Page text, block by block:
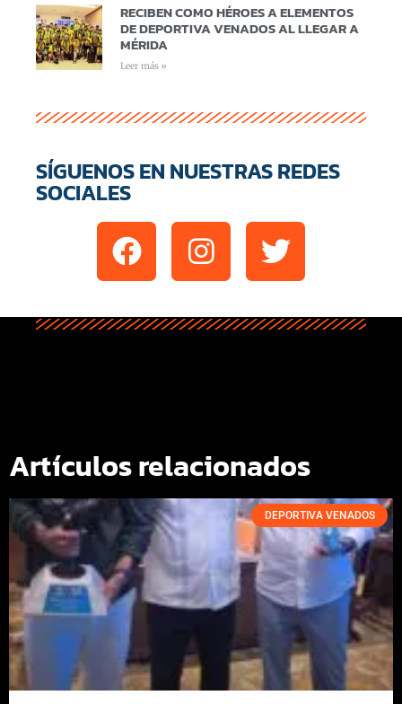
RECIBEN COMO HÉROES A ELEMENTOS
DE DEPORTIVA VENADOS AL LLEGAR A
MÉRIDA
Leer más »
SÍGUENOS EN NUESTRAS REDES
SOCIALES
Artículos relacionados
DEPORTIVA VENADOS